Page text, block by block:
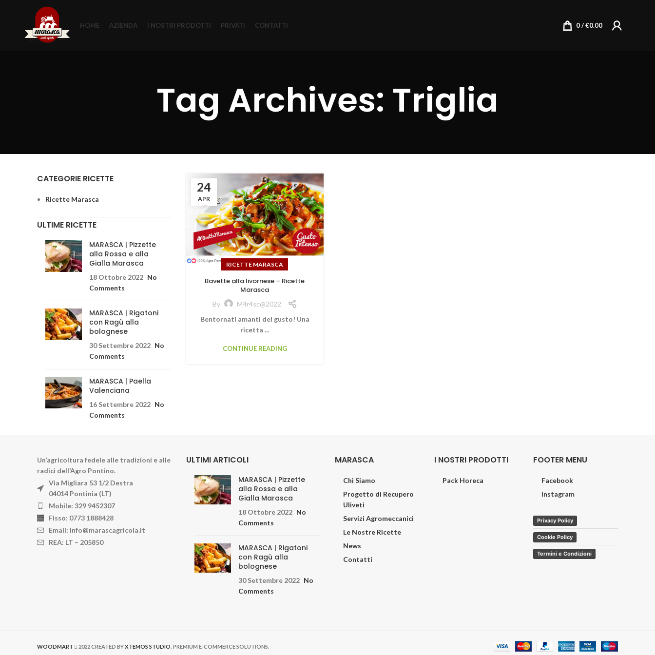
HOME AZIENDA I NOSTRI PRODOTTI PRIVATI CONTATTI 0/ €0.00
Tag Archives: Triglia
24
APR
RICETTE MARASCA
Bavette alla livornese – Ricette
Marasca
By
M4r4sc@2022
Bentornati amanti del gusto! Una
ricetta ...
CONTINUE READING
CATEGORIE RICETTE
Ricette Marasca
ULTIME RICETTE
MARASCA | Pizzette
alla Rossa e alla
Gialla Marasca
18 Ottobre 2022 No
Comments
MARASCA | Rigatoni
con Ragù alla
bolognese
30 Settembre 2022 No
Comments
MARASCA | Paella
Valenciana
16 Settembre 2022 No
Comments
Un’agricoltura fedele alle tradizioni e alle
radici dell’Agro Pontino.
Via Migliara 53 1/2 Destra
04014 Pontinia (LT)
Mobile: 329 9452307
Fisso: 0773 1888428
Email: info@marascagricola.it
REA: LT – 205850
ULTIMI ARTICOLI
MARASCA | Pizzette
alla Rossa e alla
Gialla Marasca
18 Ottobre 2022 No
Comments
MARASCA | Rigatoni
con Ragù alla
bolognese
30 Settembre 2022 No
Comments
MARASCA
Chi Siamo
Progetto di Recupero
Uliveti
Servizi Agromeccanici
Le Nostre Ricette
News
Contatti
I NOSTRI PRODOTTI
Pack Horeca
FOOTER MENU
Facebook
Instagram
Privacy Policy
Cookie Policy
Termini e Condizioni
WOODMART 2022 CREATED BYXTEMOS STUDIO. PREMIUM E-COMMERCE SOLUTIONS.